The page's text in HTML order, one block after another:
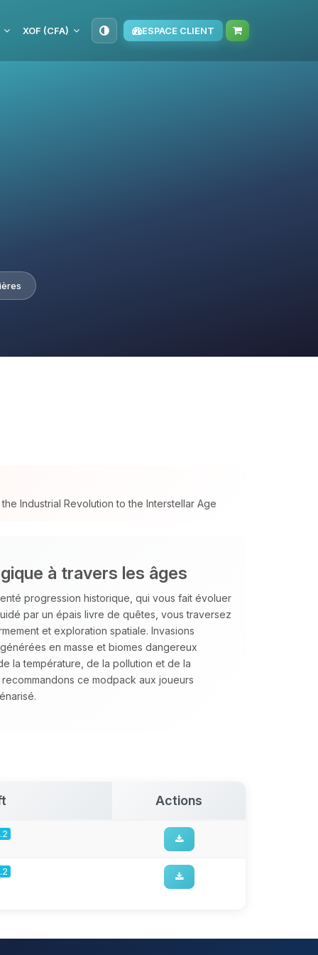
XOF (CFA) ESPACE CLIENT
Industrial Revolution to the Interstellar Age
à travers les âges
progression historique, qui vous fait évoluer
par un épais livre de quêtes, vous traversez
et exploration spatiale. Invasions
en masse et biomes dangereux
la température, de la pollution et de la
recommandons ce modpack aux joueurs
Actions